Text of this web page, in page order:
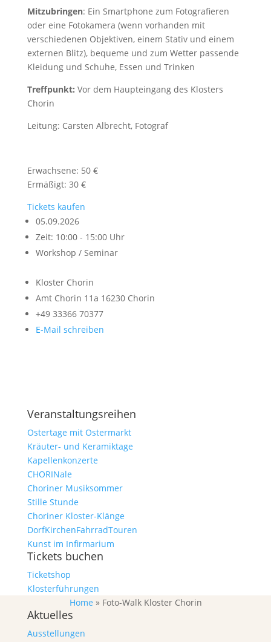
Mitzubringen: Ein Smartphone zum Fotografieren
oder eine Fotokamera (wenn vorhanden mit
verschiedenen Objektiven, einem Stativ und einem
externen Blitz), bequeme und zum Wetter passende
Kleidung und Schuhe, Essen und Trinken
Treffpunkt: Vor dem Haupteingang des Klosters
Chorin
Leitung: Carsten Albrecht, Fotograf
Erwachsene: 50 €
Ermäßigt: 30 €
Tickets kaufen
05.09.2026
Zeit: 10:00 - 15:00 Uhr
Workshop / Seminar
Kloster Chorin
Amt Chorin 11a 16230 Chorin
+49 33366 70377
E-Mail schreiben
Veranstaltungsreihen
Ostertage mit Ostermarkt
Kräuter- und Keramiktage
Kapellenkonzerte
CHORINale
Choriner Musiksommer
Stille Stunde
Choriner Kloster-Klänge
DorfKirchenFahrradTouren
Kunst im Infirmarium
Tickets buchen
Ticketshop
Klosterführungen
Home » Foto-Walk Kloster Chorin
Aktuelles
Ausstellungen